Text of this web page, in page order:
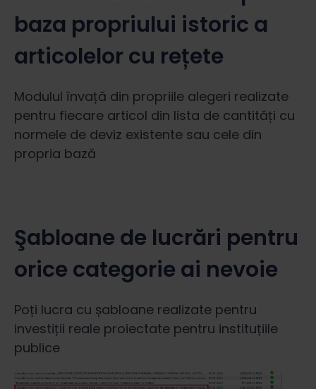
baza propriului istoric a
articolelor cu rețete
Modulul învață din propriile alegeri realizate
pentru fiecare articol din lista de cantități cu
normele de deviz existente sau cele din
propria bază
Şabloane de lucrări pentru
orice categorie ai nevoie
Poți lucra cu șabloane realizate pentru
investiții reale proiectate pentru instituțiile
publice